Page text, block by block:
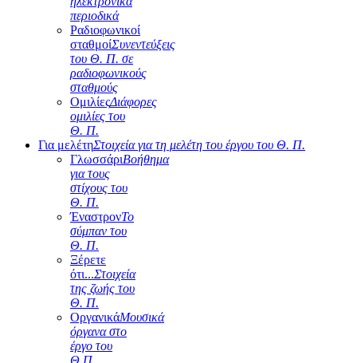
περιοδικά
Ραδιοφωνικοί
σταθμοίΣυνεντεύξεις
του Θ. Π. σε
ραδιοφωνικούς
σταθμούς
ΟμιλίεςΔιάφορες
ομιλίες του
Θ. Π.
Για μελέτηΣτοιχεία για τη μελέτη του έργου του Θ. Π.
ΓλωσσάριΒοήθημα
για τους
στίχους του
Θ. Π.
ΈναστρονΤο
σύμπαν του
Θ. Π.
Ξέρετε
ότι...Στοιχεία
της ζωής του
Θ. Π.
ΟργανικάΜουσικά
όργανα στο
έργο του